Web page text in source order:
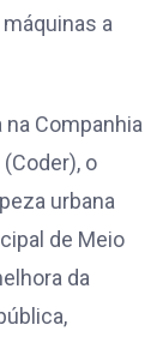
a
Companhia
o
urbana
de Meio
da